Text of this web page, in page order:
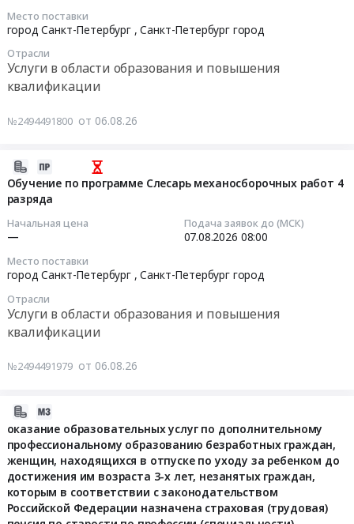
,
,
Место поставки
город Санкт-Петербург ,Санкт-Петербург город
Отрасли
Услуги в области образования и повышения
квалификации
№2494491800 от 06.08.26
,
Обучение по программе Слесарь механосборочных работ 4
разряда
Начальная цена
—
Подача заявок до (МСК)
07.08.2026 08:00
Место поставки
город Санкт-Петербург ,Санкт-Петербург город
Отрасли
Услуги в области образования и повышения
квалификации
№2494491979 от 06.08.26
оказание образовательных услуг по дополнительному
профессиональному образованию безработных граждан,
женщин, находящихся в отпуске по уходу за ребенком до
достижения им возраста 3-х лет, незанятых граждан,
которым в соответствии с законодательством
Российской Федерации назначена страховая (трудовая)